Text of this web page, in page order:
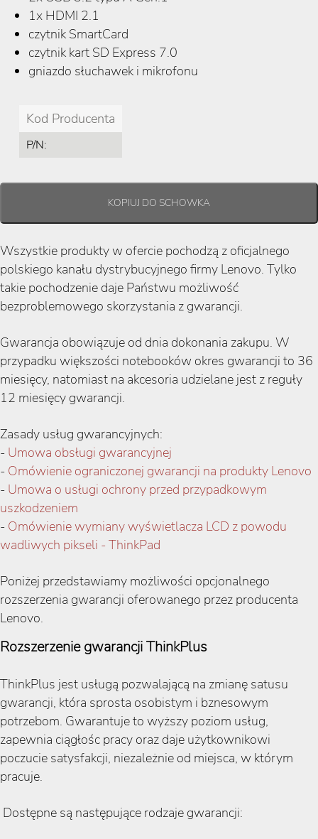
1x HDMI 2.1
czytnik SmartCard
czytnik kart SD Express 7.0
gniazdo słuchawek i mikrofonu
Kod Producenta
P/N:
Wszystkie produkty w ofercie pochodzą z oficjalnego
polskiego kanału dystrybucyjnego firmy Lenovo. Tylko
takie pochodzenie daje Państwu możliwość
bezproblemowego skorzystania z gwarancji.
Gwarancja obowiązuje od dnia dokonania zakupu. W
przypadku większości notebooków okres gwarancji to 36
miesięcy, natomiast na akcesoria udzielane jest z reguły
12 miesięcy gwarancji.
Zasady usług gwarancyjnych:
- Umowa obsługi gwarancyjnej
- Omówienie ograniczonej gwarancji na produkty Lenovo
- Umowa o usługi ochrony przed przypadkowym
uszkodzeniem
- Omówienie wymiany wyświetlacza LCD z powodu
wadliwych pikseli - ThinkPad
Poniżej przedstawiamy możliwości opcjonalnego
rozszerzenia gwarancji oferowanego przez producenta
Lenovo.
Rozszerzenie gwarancji ThinkPlus
ThinkPlus jest usługą pozwalającą na zmianę satusu
gwarancji, która sprosta osobistym i bznesowym
potrzebom. Gwarantuje to wyższy poziom usług,
zapewnia ciągłośc pracy oraz daje użytkownikowi
poczucie satysfakcji, niezależnie od miejsca, w którym
pracuje.
Dostępne są następujące rodzaje gwarancji: